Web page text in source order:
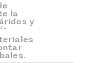
la
y